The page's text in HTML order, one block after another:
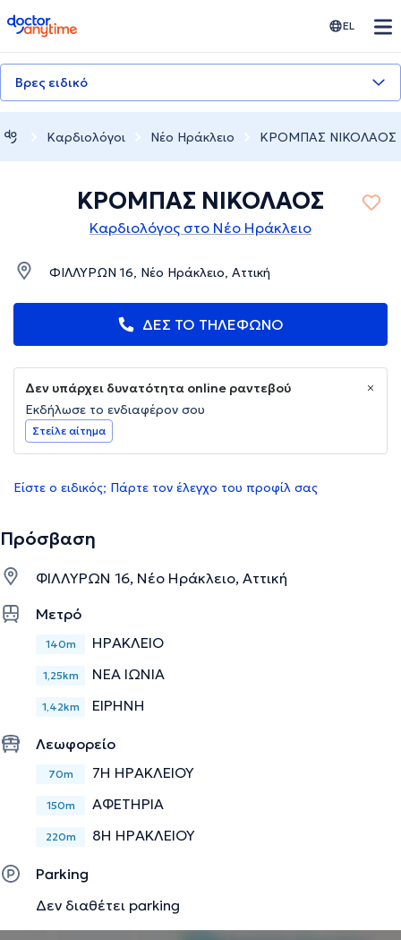
doctoranytime EL
Βρες ειδικό
Καρδιολόγοι Νέο Ηράκλειο ΚΡΟΜΠΑΣ ΝΙΚΟΛΑΟΣ
ΚΡΟΜΠΑΣ ΝΙΚΟΛΑΟΣ
Καρδιολόγος στο Νέο Ηράκλειο
ΦΙΛΛΥΡΩΝ 16, Νέο Ηράκλειο, Αττική
ΔΕΣ ΤΟ ΤΗΛΕΦΩΝΟ
Δεν υπάρχει δυνατότητα online ραντεβού
Εκδήλωσε το ενδιαφέρον σου
Στείλε αίτημα
Είστε ο ειδικός; Πάρτε τον έλεγχο του προφίλ σας
Πρόσβαση
ΦΙΛΛΥΡΩΝ 16, Νέο Ηράκλειο, Αττική
Μετρό
140m ΗΡΑΚΛΕΙΟ
1,25km ΝΕΑ ΙΩΝΙΑ
1,42km ΕΙΡΗΝΗ
Λεωφορείο
70m 7Η ΗΡΑΚΛΕΙΟΥ
150m ΑΦΕΤΗΡΙΑ
220m 8Η ΗΡΑΚΛΕΙΟΥ
Parking
Δεν διαθέτει parking